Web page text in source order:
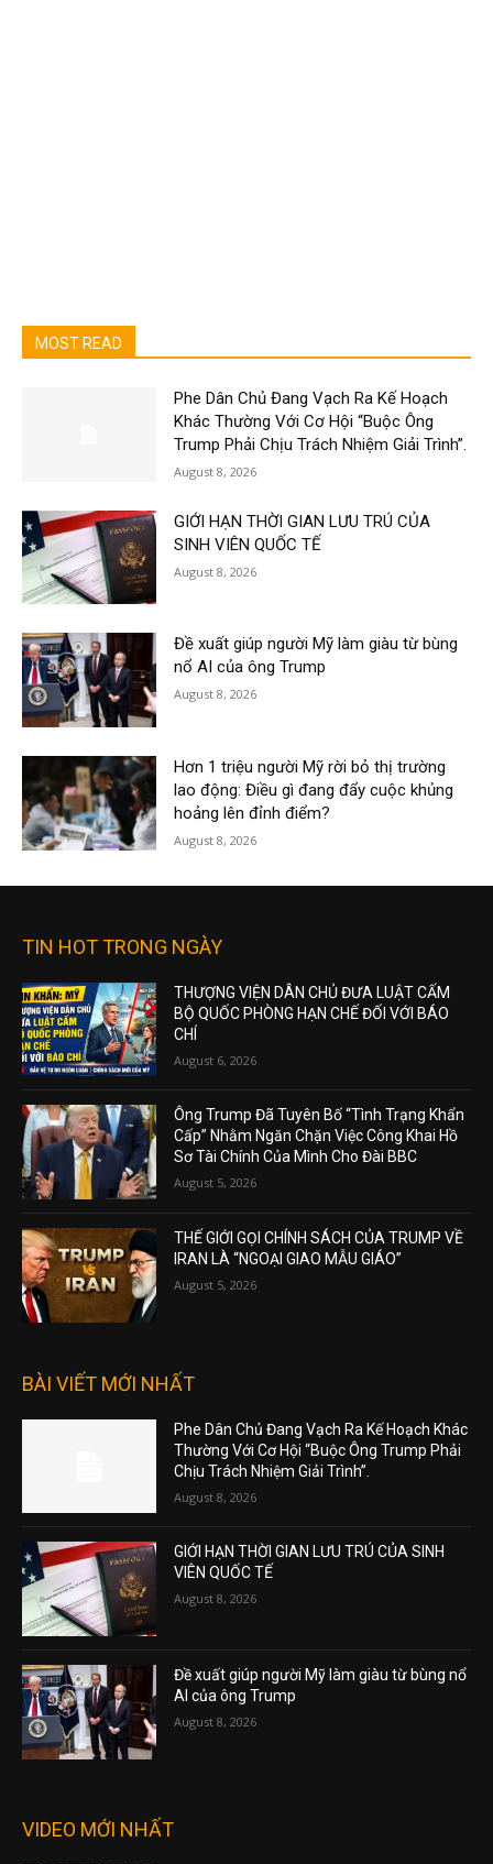
MOST READ
Phe Dân Chủ Đang Vạch Ra Kế Hoạch
Khác Thường Với Cơ Hội “Buộc Ông
Trump Phải Chịu Trách Nhiệm Giải Trình”.
August 8, 2026
GIỚI HẠN THỜI GIAN LƯU TRÚ CỦA
SINH VIÊN QUỐC TẾ
August 8, 2026
Đề xuất giúp người Mỹ làm giàu từ bùng
nổ AI của ông Trump
August 8, 2026
Hơn 1 triệu người Mỹ rời bỏ thị trường
lao động: Điều gì đang đẩy cuộc khủng
hoảng lên đỉnh điểm?
August 8, 2026
TIN HOT TRONG NGÀY
THƯỢNG VIỆN DÂN CHỦ ĐƯA LUẬT CẤM
BỘ QUỐC PHÒNG HẠN CHẾ ĐỐI VỚI BÁO
CHÍ
August 6, 2026
Ông Trump Đã Tuyên Bố “Tình Trạng Khẩn
Cấp” Nhằm Ngăn Chặn Việc Công Khai Hồ
Sơ Tài Chính Của Mình Cho Đài BBC
August 5, 2026
THẾ GIỚI GỌI CHÍNH SÁCH CỦA TRUMP VỀ
IRAN LÀ “NGOẠI GIAO MẪU GIÁO”
August 5, 2026
BÀI VIẾT MỚI NHẤT
Phe Dân Chủ Đang Vạch Ra Kế Hoạch Khác
Thường Với Cơ Hội “Buộc Ông Trump Phải
Chịu Trách Nhiệm Giải Trình”.
August 8, 2026
GIỚI HẠN THỜI GIAN LƯU TRÚ CỦA SINH
VIÊN QUỐC TẾ
August 8, 2026
Đề xuất giúp người Mỹ làm giàu từ bùng nổ
AI của ông Trump
August 8, 2026
VIDEO MỚI NHẤT